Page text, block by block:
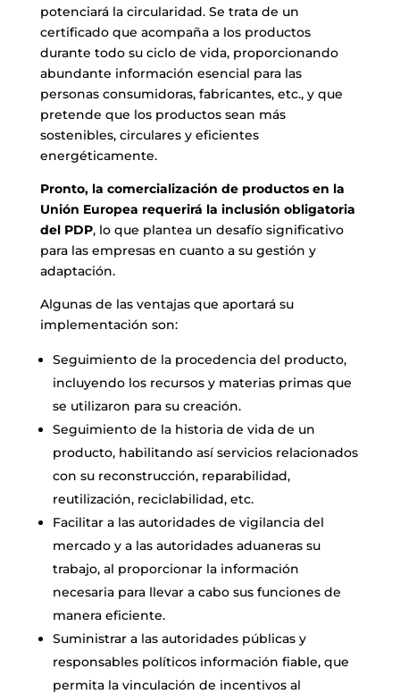
potenciará la circularidad. Se trata de un
certificado que acompaña a los productos
durante todo su ciclo de vida, proporcionando
abundante información esencial para las
personas consumidoras, fabricantes, etc., y que
pretende que los productos sean más
sostenibles, circulares y eficientes
energéticamente.
Pronto, la comercialización de productos en la
Unión Europea requerirá la inclusión obligatoria
del PDP, lo que plantea un desafío significativo
para las empresas en cuanto a su gestión y
adaptación.
Algunas de las ventajas que aportará su
implementación son:
Seguimiento de la procedencia del producto,
incluyendo los recursos y materias primas que
se utilizaron para su creación.
Seguimiento de la historia de vida de un
producto, habilitando así servicios relacionados
con su reconstrucción, reparabilidad,
reutilización, reciclabilidad, etc.
Facilitar a las autoridades de vigilancia del
mercado y a las autoridades aduaneras su
trabajo, al proporcionar la información
necesaria para llevar a cabo sus funciones de
manera eficiente.
Suministrar a las autoridades públicas y
responsables políticos información fiable, que
permita la vinculación de incentivos al